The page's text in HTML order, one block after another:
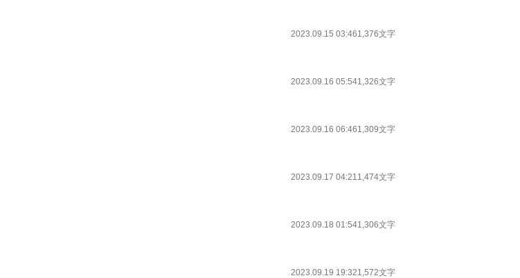
2023.09.15 03:461,376文字
2023.09.16 05:541,326文字
2023.09.16 06:461,309文字
2023.09.17 04:211,474文字
2023.09.18 01:541,306文字
2023.09.19 19:321,572文字